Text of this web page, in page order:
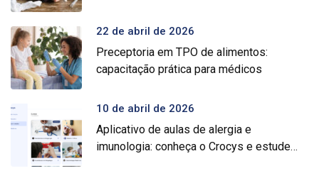
22 de abril de 2026
Preceptoria em TPO de alimentos:
capacitação prática para médicos
10 de abril de 2026
Aplicativo de aulas de alergia e
imunologia: conheça o Crocys e estude